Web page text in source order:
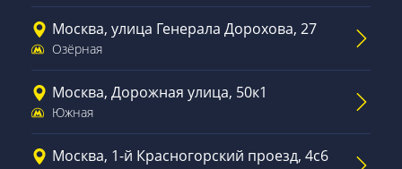
Москва, улица Генерала Дорохова, 27
Озёрная
Москва, Дорожная улица, 50к1
Южная
Москва, 1-й Красногорский проезд, 4с6